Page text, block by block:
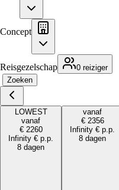
Concept
Reisgezelschap
0 reiziger
Zoeken
LOWEST
vanaf
€ 2260
Infinity € p.p.
8 dagen
vanaf
€ 2356
Infinity € p.p.
8 dagen